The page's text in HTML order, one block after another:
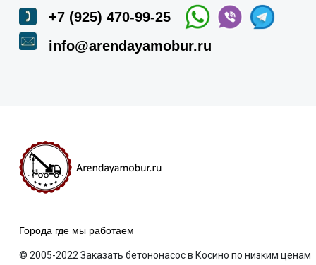
+7 (925) 470-99-25
info@arendayamobur.ru
Города где мы работаем
© 2005-2022 Заказать бетононасос в Косино по низким ценам